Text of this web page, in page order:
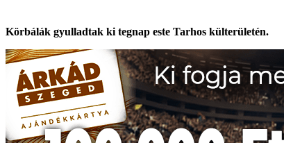
Körbálák gyulladtak ki tegnap este Tarhos külterületén.